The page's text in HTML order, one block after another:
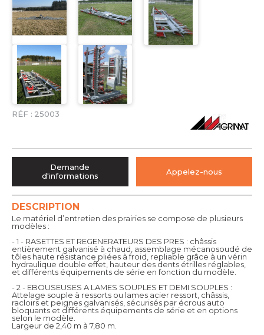
RÉF : 25003
DESCRIPTION
Le matériel d’entretien des prairies se compose de plusieurs
modèles :
- 1 - RASETTES ET REGENERATEURS DES PRES : châssis
entièrement galvanisé à chaud, assemblage mécanosoudé de
tôles haute résistance pliées à froid, repliable grâce à un vérin
hydraulique double effet, hauteur des dents étrilles réglables,
et différents équipements de série en fonction du modèle.
- 2 - EBOUSEUSES A LAMES SOUPLES ET DEMI SOUPLES :
Attelage souple à ressorts ou lames acier ressort, châssis,
racloirs et peignes galvanisés, sécurisés par écrous auto
bloquants et différents équipements de série et en options
selon le modèle.
Largeur de 2,40 m à 7,80 m.
Demande
d'informations
Appelez-nous